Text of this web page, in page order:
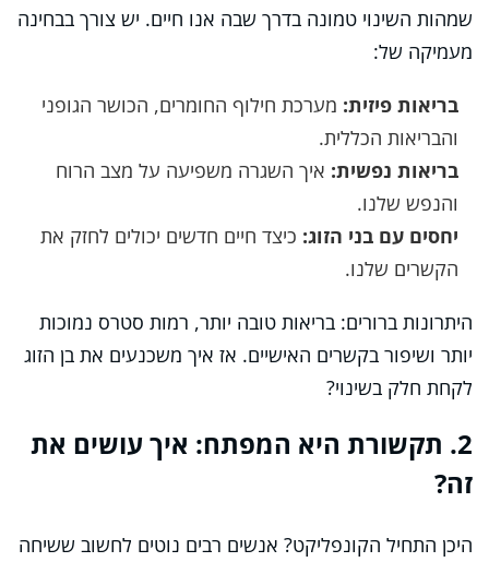
שמהות השינוי טמונה בדרך שבה אנו חיים. יש צורך בבחינה
מעמיקה של:
בריאות פיזית: מערכת חילוף החומרים, הכושר הגופני
והבריאות הכללית.
בריאות נפשית: איך השגרה משפיעה על מצב הרוח
והנפש שלנו.
יחסים עם בני הזוג: כיצד חיים חדשים יכולים לחזק את
הקשרים שלנו.
היתרונות ברורים: בריאות טובה יותר, רמות סטרס נמוכות
יותר ושיפור בקשרים האישיים. אז איך משכנעים את בן הזוג
לקחת חלק בשינוי?
2. תקשורת היא המפתח: איך עושים את
זה?
היכן התחיל הקונפליקט? אנשים רבים נוטים לחשוב ששיחה